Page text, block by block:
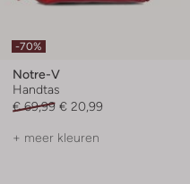
-70%
Notre-V
Handtas
€ 69,99 € 20,99
+ meer kleuren